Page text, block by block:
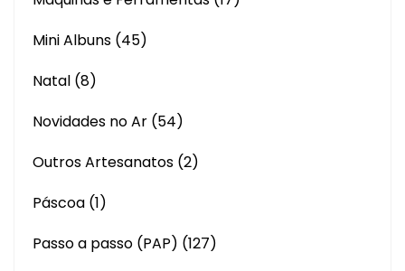
Mini Albuns (45)
Natal (8)
Novidades no Ar (54)
Outros Artesanatos (2)
Páscoa (1)
Passo a passo (PAP) (127)